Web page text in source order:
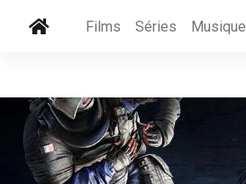
Films Séries Musique